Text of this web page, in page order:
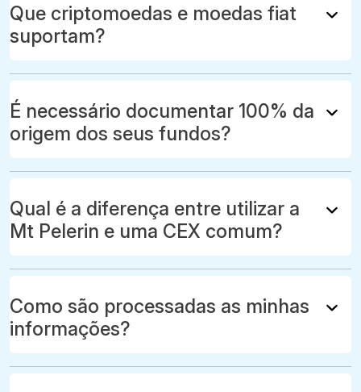
Que criptomoedas e moedas fiat
suportam?
É necessário documentar 100% da
origem dos seus fundos?
Qual é a diferença entre utilizar a
Mt Pelerin e uma CEX comum?
Como são processadas as minhas
informações?